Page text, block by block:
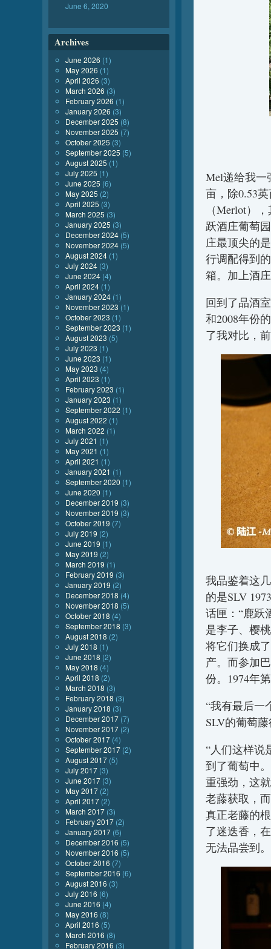
Mel递给我一
亩，除0.53
（Merlot）
跃酒庄葡萄
庄最顶尖的
行调配得到
箱。加上酒
回到了品酒
和2008年份
了我对比，
我品鉴着这
的是SLV
话匣：“鹿跃
是李子、樱
将它们换成
产。而参加
份。1974年
“我有最后一
SLV的葡萄
“人们这样说
到了葡萄中
重强劲，这
老藤获取，
真正老藤的
了迷迭香，
无法品尝到
June 6, 2020
Archives
June 2026 (1)
May 2026 (1)
April 2026 (3)
March 2026 (3)
February 2026 (1)
January 2026 (3)
December 2025 (8)
November 2025 (7)
October 2025 (3)
September 2025 (5)
August 2025 (1)
July 2025 (1)
June 2025 (6)
May 2025 (2)
April 2025 (3)
March 2025 (3)
January 2025 (3)
December 2024 (5)
November 2024 (5)
August 2024 (1)
July 2024 (3)
June 2024 (4)
April 2024 (1)
January 2024 (1)
November 2023 (1)
October 2023 (1)
September 2023 (1)
August 2023 (5)
July 2023 (1)
June 2023 (1)
May 2023 (4)
April 2023 (1)
February 2023 (1)
January 2023 (1)
September 2022 (1)
August 2022 (1)
March 2022 (1)
July 2021 (1)
May 2021 (1)
April 2021 (1)
January 2021 (1)
September 2020 (1)
June 2020 (1)
December 2019 (3)
November 2019 (3)
October 2019 (7)
July 2019 (2)
June 2019 (1)
May 2019 (2)
March 2019 (1)
February 2019 (3)
January 2019 (2)
December 2018 (4)
November 2018 (5)
October 2018 (4)
September 2018 (3)
August 2018 (2)
July 2018 (1)
June 2018 (2)
May 2018 (4)
April 2018 (2)
March 2018 (3)
February 2018 (3)
January 2018 (3)
December 2017 (7)
November 2017 (2)
October 2017 (4)
September 2017 (2)
August 2017 (5)
July 2017 (3)
June 2017 (3)
May 2017 (2)
April 2017 (2)
March 2017 (3)
February 2017 (2)
January 2017 (6)
December 2016 (5)
November 2016 (5)
October 2016 (7)
September 2016 (6)
August 2016 (3)
July 2016 (6)
June 2016 (4)
May 2016 (8)
April 2016 (5)
March 2016 (8)
February 2016 (3)